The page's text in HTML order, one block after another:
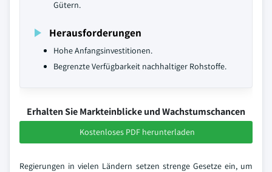
Gütern.
Herausforderungen
Hohe Anfangsinvestitionen.
Begrenzte Verfügbarkeit nachhaltiger Rohstoffe.
Erhalten Sie Markteinblicke und Wachstumschancen
Kostenloses PDF herunterladen
Regierungen in vielen Ländern setzen strenge Gesetze ein, um